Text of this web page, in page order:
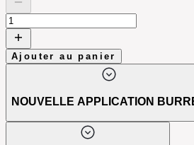
Ajouter au panier
NOUVELLE APPLICATION